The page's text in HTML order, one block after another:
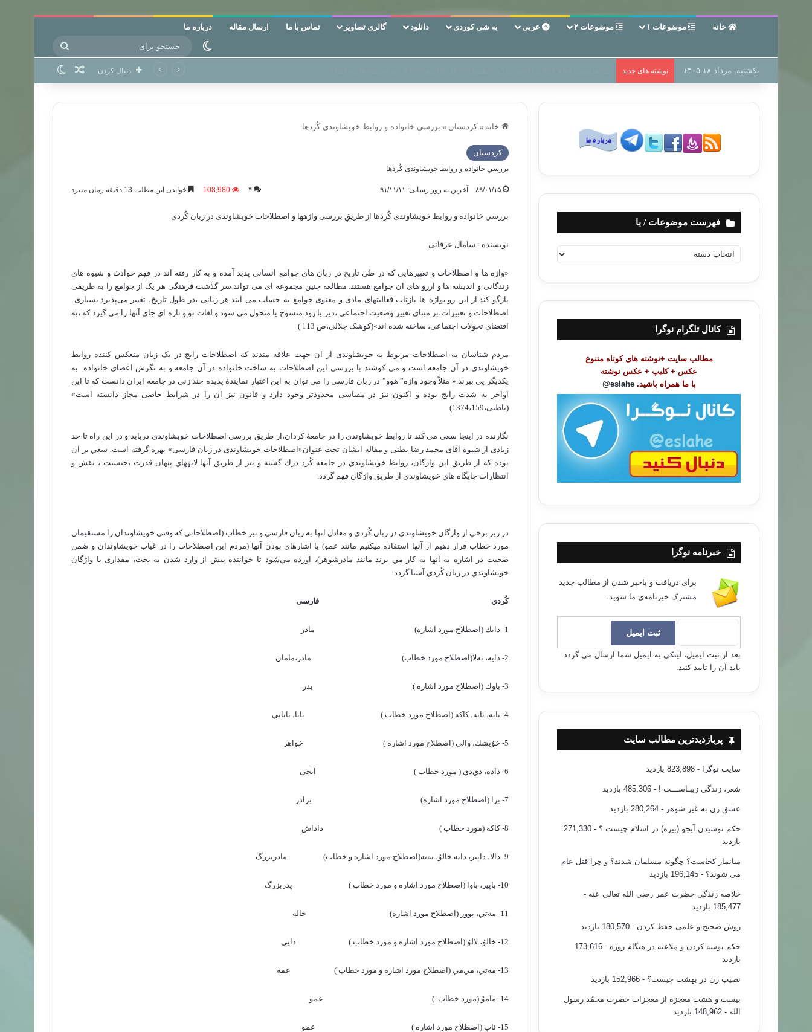
خانه موضوعات ۱ موضوعات ۲ عربی به شی کوردی دانلود گالری تصاویر تماس با ما ارسال مقاله درباره ما
تغییر پوسته
برای یکشنبه, مرداد ۱۸ ۱۴۰۵ نوشته های جدید دنبال کردن نوشته تصادفی
خانه » كردستان » بررسي خانواده و روابط خویشاوندی کُردها
كردستان
بررسي خانواده و روابط خویشاوندی کُردها
۸۹/۰۱/۱۵ آخرین به روز رسانی: ۹۱/۱۱/۱۱ ۴ 108,980 خواندن این مطلب 13 دقیقه زمان میبرد
بررسي خانواده و روابط خویشاوندی کُردها از طریقِ بررسی واژه­ها و اصطلاحات خویشاوندی در زبان كُردی
نويسنده : سامال عرفانی
«واژه ها و اصطلاحات و تعبیرهایی که در طی تاریخ در زبان های جوامع انسانی پدید آمده و به کار رفته اند در فهم حوادث و شیوه های
زندگانی و اندیشه ها و آرزو های آن جوامع هستند. مطالعه چنین مجموعه ای می تواند سر گذشت فرهنگی هر یک از جوامع را به طریقی
بازگو کند.از این رو ،واژه ها بازتاب فعالیتهای مادی و معنوی جوامع به حساب می آیند.هر زبانی ،در طول تاریخ، تغییر می‌پذیرد.بسیاری
اصطلاحات و تعبیرات،بر مبنای تغییر وضعیت اجتماعی ،دیر یا زود منسوخ یا متحول می شود و لغات نو و تازه ای جای آنها را می گیرد که ،به
اقتضای تحولات اجتماعی‌، ساخته شده اند»(کوشک جلالی،ص 113 )
مردم شناسان به اصطلاحات مربوط به خویشاوندی از آن جهت علاقه مندند که اصطلاحات رایج در یک زبان منعکس کننده روابط
خویشاوندی در آن جامعه است و می کوشند با بررسی این اصطلاحات به ساخت خانواده در آن جامعه و به نگرش اعضای خانواده
به
یکدیگر پی ببرند.« مثلاً وجود واژه” هوو” در زبان فارسی را می توان به این اعتبار نمایندۀ پدیده چند زنی در جامعه ایران دانست که تا این
اواخر به شدت رایج بوده و اکنون نیز در مقیاسی محدودتر وجود دارد و قانون نیز آن را در شرایط خاصی مجاز دانسته است»
(باطنی،1374،159)
نگارنده در اینجا سعی می کند تا روابط خویشاوندی را در جامعۀ کردان،از طریق بررسی اصطلاحات خویشاوندی دریابد و در این راه تا حد
زیادی از شیوه آقای محمد رضا بطنی و مقاله ايشان تحت عنوان«اصطلاحات خویشاوندی در زبان فارسی» بهره گرفته است. سعي بر آن
بوده كه از طريق اين واژگان، روابط خويشاوندي در جامعه كُرد درك گشته و نيز از طريق آنها لايه­هاي پنهان قدرت ،جنسيت ، نقش و
انتظارات جايگاه هاي خويشاوندي از طريق واژگان فهم گردد.
در زير برخي از واژگان خويشاوندي در زبان كُردي و معادل انها به زبان فارسي و نیز خطاب (اصطلاحاتی كه وقتی خويشاوندان را مستقيمان
مورد خطاب قرار دهیم از آنها استفاده می­کنیم مانند عمو) یا اشاره­ای بودن آنها (مردم این اصطلاحات را در غیاب خویشاوندان و ضمن
صحبت در اشاره به آنها به كار مي برند مانند مادرشوهر)، آورده مي‌شود تا خواننده پيش از وارد شدن به بحث، مقداری با واژگان
خويشاوندي در زبان كُردي آشنا گردد:
كُردي فارسی
1- دايك (اصطلاح مورد اشاره) مادر
2- دايه، نه‌لا(اصطلاح مورد خطاب) مادر،مامان
3- باوك (اصطلاح مورد اشاره ) پدر
4- بابه، تاته، كاكه (اصطلاح مورد خطاب ) بابا، بابايي
5- خوُيشك، والي (اصطلاح مورد اشاره ) خواهر
6- داده، دي‌دي ( مورد خطاب ) آبجی
7- برا (اصطلاح مورد اشاره) برادر
8- كاكه (مورد خطاب ) داداش
9- دالا، داپير، دايه خالوُ، نه‌نه(اصطلاح مورد اشاره و خطاب) مادربزرگ
10- باپير، باوا (اصطلاح مورد اشاره و مورد خطاب ) پدربزرگ
11- مه‌تي، پوور (اصطلاح مورد اشاره) خاله
12- خالوُ، لالوُ (اصطلاح مورد اشاره و مورد خطاب ) دايي
13- مه‌تي، مي‌مي (اصطلاح مورد اشاره و مورد خطاب ) عمه
14- ماموُ (مورد خطاب ) عمو
15- ئاپ (اصطلاح مورد اشاره ) عمو
فهرست موضوعات / با
ه
ت
ض
کانال تلگرام نوگرا
مطالب سایت +نوشته های کوتاه متنوع
عکس + کلیپ + عکس نوشته
با ما همراه باشید. eslahe@
خبرنامه نوگرا
برای دریافت و باخبر شدن از مطالب جدید
مشترک خبرنامه‌ی ما شوید.
بعد از ثبت ایمیل، لینکی به ایمیل شما ارسال می گردد
باید آن را تایید کنید.
پربازدیدترین مطالب سایت
سایت نوگرا - 823,898 بازدید
شعر، زندگی زیبـاســـت ! - 485,306 بازدید
عشق زن به غیر شوهر - 280,264 بازدید
حکم نوشیدن آبجو (بیره) در اسلام چیست ؟
- 271,330
بازدید
میانمار کجاست؟ چگونه مسلمان شدند؟ و چرا قتل عام
می شوند؟ - 196,145 بازدید
خلاصه زندگی حضرت عمر رضی الله تعالی عنه -
185,477 بازدید
روش صحیح و علمی حفظ کردن - 180,570 بازدید
حکم بوسه کردن و ملاعبه در هنگام روزه
- 173,616
بازدید
نصیب زن در بهشت چیست؟ - 152,966 بازدید
بیست و هشت معجزه از معجزات حضرت محمّد رسول
الله - 148,962 بازدید